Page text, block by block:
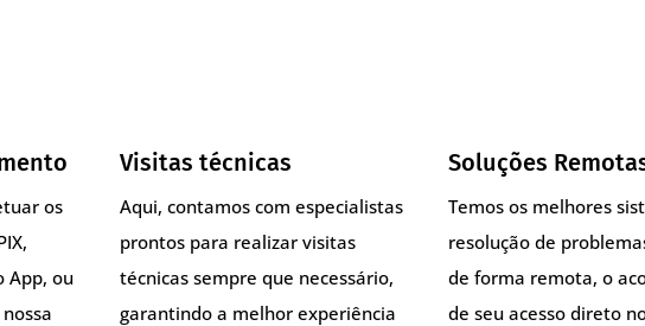
os
App, ou
Visitas técnicas
Aqui, contamos com especialistas
prontos para realizar visitas
técnicas sempre que necessário,
garantindo a melhor experiência
Soluções
Temos os melhores
resolução de
de forma remota, o
de seu acesso direto